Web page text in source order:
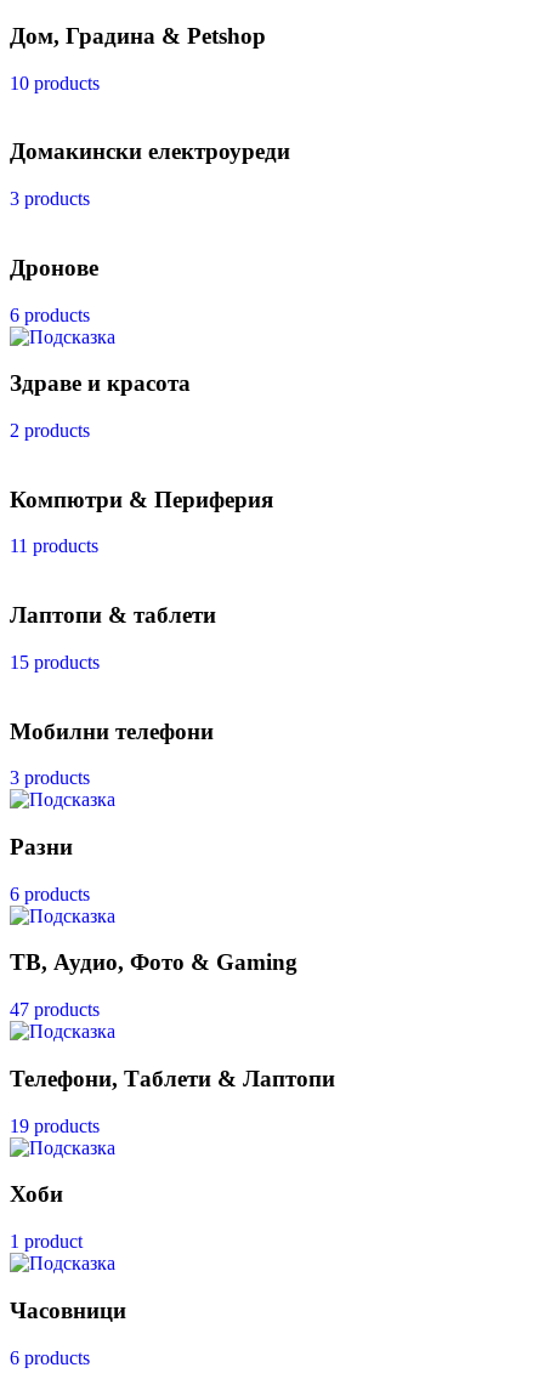
Дом, Градина & Petshop
10 products
Домакински електроуреди
3 products
Дронове
6 products
Здраве и красота
2 products
Компютри & Периферия
11 products
Лаптопи & таблети
15 products
Мобилни телефони
3 products
Разни
6 products
ТВ, Аудио, Фото & Gaming
47 products
Телефони, Таблети & Лаптопи
19 products
Хоби
1 product
Часовници
6 products